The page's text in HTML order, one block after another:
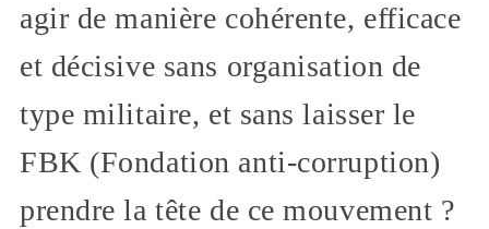
agir de manière cohérente, efficace
et décisive sans organisation de
type militaire, et sans laisser le
FBK (Fondation anti-corruption)
prendre la tête de ce mouvement ?